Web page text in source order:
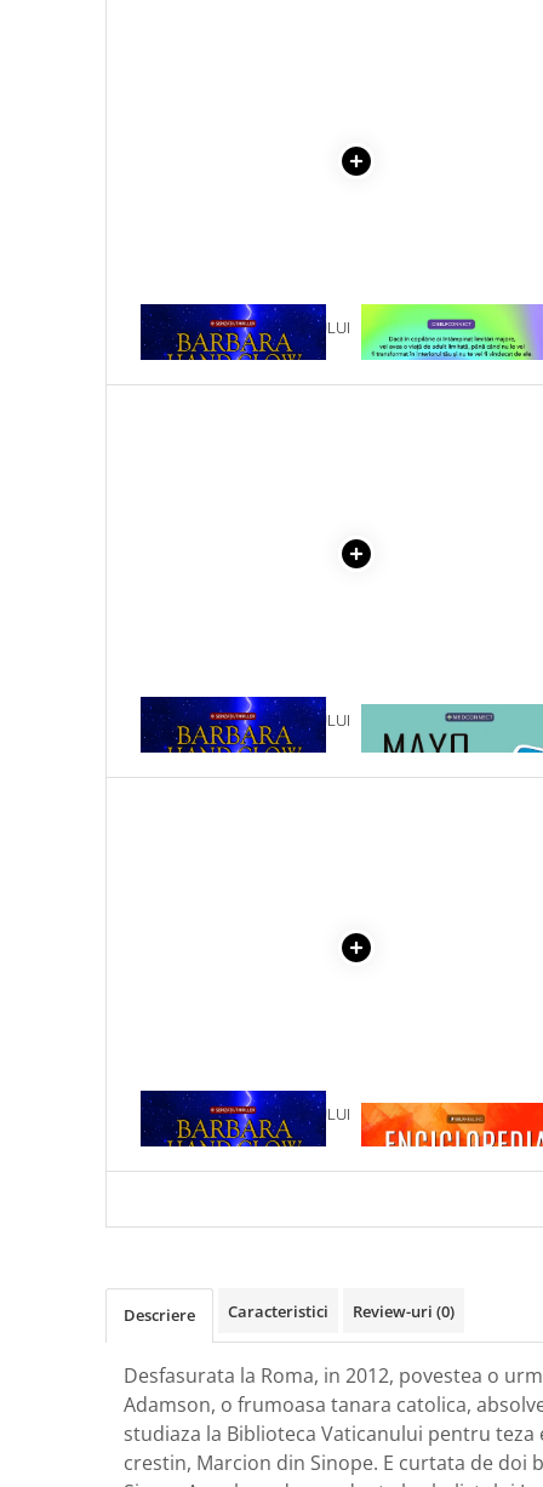
Carti pentru Adolescenti, Young
Senzatii/Thriller
Instrumente de scris
Organizare si Arhivare
Coperti, Mape, Etichete
Ghiozdane si Penare scolare
Instrumente de scris
Instrumente si Truse Geometrie
Seturi scolare
Consumabile & Accesorii
1 x REVELATIILE CRISTALULUI
DE RUBIN
1 x VINDECAREA
INTERIOR
1 x REVELATIILE CRISTALULUI
DE RUBIN
1 x MAYO CLINIC.
ESENTIALA DESPRE
1 x REVELATIILE CRISTALULUI
DE RUBIN
1 x ENCICLOPEDIA
CRISTALELOR
Descriere Caracteristici Review-uri (0)
Desfasurata la Roma, in 2012, povestea o
Adamson, o frumoasa tanara catolica,
studiaza la Biblioteca Vaticanului pentru
crestin, Marcion din Sinope. E curtata de doi